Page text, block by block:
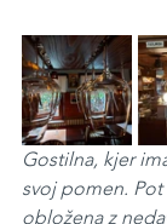
Gostilna, kjer
svoj pomen.
obložena z